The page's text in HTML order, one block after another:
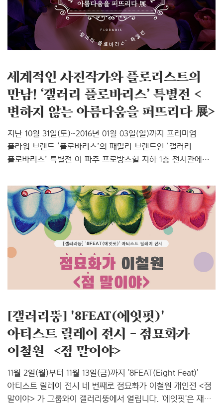
포트폴리오 플랫폼을 제공하고 갤러리뚱에서 오프라인 전시를
할 수 있도록 지원합니다. ▶ 8FEAT(에잇핏) 홈페이지 바로
가기 이번 전시의 주인공..
세계적인 사진작가와 플로리스트의
만남! ‘갤러리 플로바리스’ 특별전 <
변하지 않는 아름다움을 퍼뜨리다 展>
지난 10월 31일(토)~2016년 01월 03일(일)까지 프리미엄
플라워 브랜드 ‘플로바리스’의 패밀리 브랜드인 ‘갤러리
플로바리스’ 특별전 이 파주 프로방스힐 지하 1층 전시관에서
(갤러리 플로바리스)에서 기획한 이번 전시는 '천일 동안
시들지 않는 꽃'이라는 별명을 가진 ‘프리저브드 플라워’를
대중에게 알리며 꽃이 주는 아름다움을 작품과 예술로
승화시켜 하나의 플라워 대중 문화로 자리매김 하고자 하는
의미가 있답니다. 이에 앞서 ㈜그룹와이는 '프리저브드
플라워'를 중심으로 하는 플라워 브랜딩 사업 ㈜플로바리스
(홈페이지 바로 가기)를 출범하고 온라인 사이트를
오픈했는데요, 이 전시를 기획한 ㈜글로벌에프엔씨와
콜라보레이션을 통해 온라인 유통 플랫폼을..
[갤러리뚱] '8FEAT(에잇핏)'
아티스트 릴레이 전시 – 점묘화가
이철원 ＜점 말이야>
11월 2일(월)부터 11월 13일(금)까지 '8FEAT(Eight Feat)'
아티스트 릴레이 전시 네 번째로 점묘화가 이철원 개인전＜점
말이야＞가 그룹와이 갤러리뚱에서 열립니다. '에잇핏'은 재능